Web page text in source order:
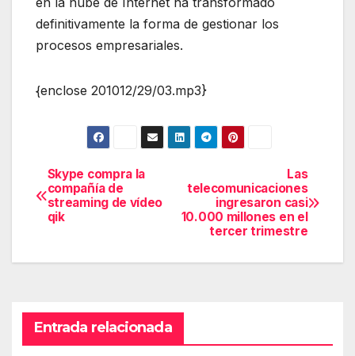
definitivamente la forma de gestionar los
procesos empresariales.
{enclose 201012/29/03.mp3}
Navegación
de
Las
telecomunicaciones
ingresaron casi
10.000 millones en el
tercer trimestre
Skype compra la
compañía de
streaming de vídeo
qik
Entrada relacionada